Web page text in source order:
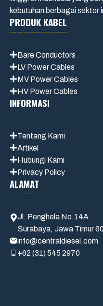
kebutuhan berbagai sektor
PRODUK KABEL
Bare Conductors
LV Power Cables
MV Power Cables
HV Power Cables
INFORMASI
Tentang Kami
Artikel
Hubungi Kami
Privacy Policy
ALAMAT
Jl. Penghela No.14A
Surabaya, Jawa Timur
info@centraldiesel.com
+62 (31) 545 2970